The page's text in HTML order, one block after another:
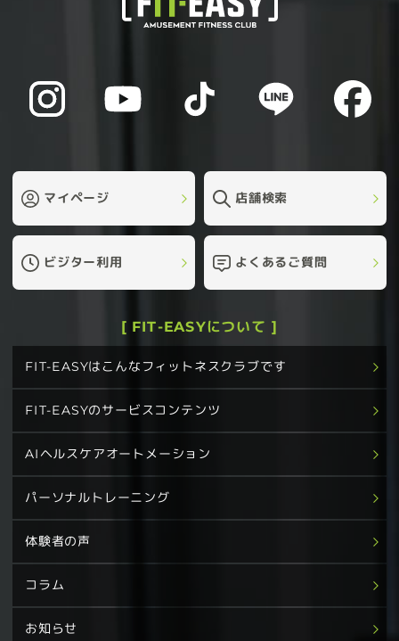
マイページ 店舗検索
ビジター利用 よくあるご質問
[ FIT-EASYについて ]
FIT-EASYはこんなフィットネスクラブです
FIT-EASYのサービスコンテンツ
AIヘルスケアオートメーション
パーソナルトレーニング
体験者の声
コラム
お知らせ